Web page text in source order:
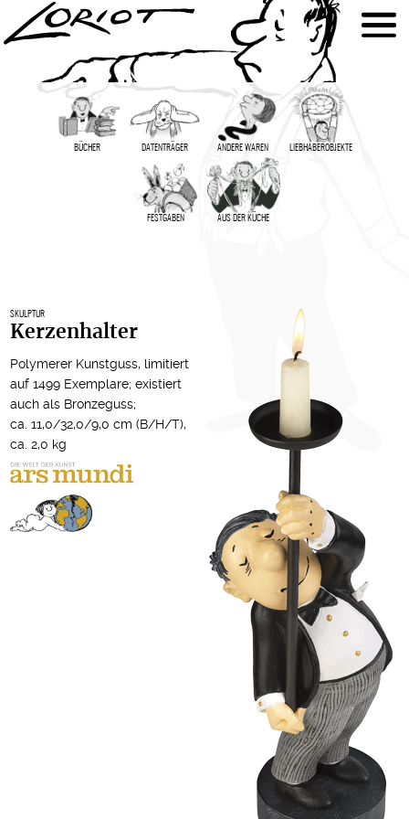
BÜCHER DATENTRÄGER ANDERE WAREN LIEBHABER­OBJEKTE
FESTGABEN AUS DER KÜCHE
SKULPTUR
Kerzenhalter
Polymerer Kunstguss, limitiert
auf 1499 Exemplare; existiert
auch als Bronzeguss;
ca. 11,0/32,0/9,0 cm (B/H/T),
ca. 2,0 kg